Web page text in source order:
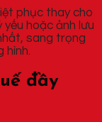
phục thay cho
hoặc ảnh lưu
sang trọng
hình.
đầy